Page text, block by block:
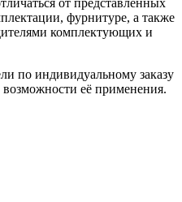
фурнитуре, а также
комплектующих и
по индивидуальному заказу
её применения.